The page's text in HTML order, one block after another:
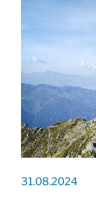
31.08.2024